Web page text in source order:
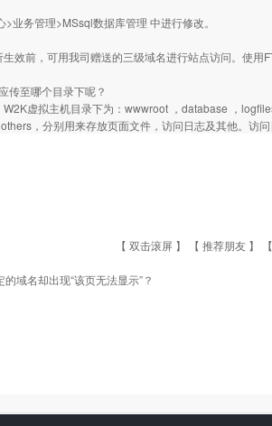
业务管理>MSsql数据库管理 中进行修改。
效前，可用我司赠送的三级域名进行站点访问。使用
传至哪个目录下呢？
虚拟主机目录下为：wwwroot ，database ，
，分别用来存放页面文件，访问日志及其他。访问
【 双击滚屏 】 【 推荐朋友 】 【
域名却出现“该页无法显示”？